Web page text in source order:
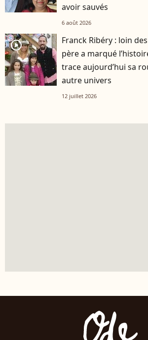
avoir sauvés
6 août 2026
player2
Franck Ribéry : loin
père a marqué
trace aujourd’hui sa
autre univers
12 juillet 2026